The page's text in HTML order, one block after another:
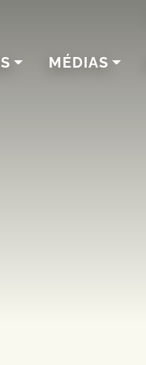
MÉDIAS